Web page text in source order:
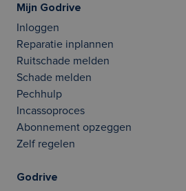
Mijn Godrive
Inloggen
Reparatie inplannen
Ruitschade melden
Schade melden
Pechhulp
Incassoproces
Abonnement opzeggen
Zelf regelen
Godrive